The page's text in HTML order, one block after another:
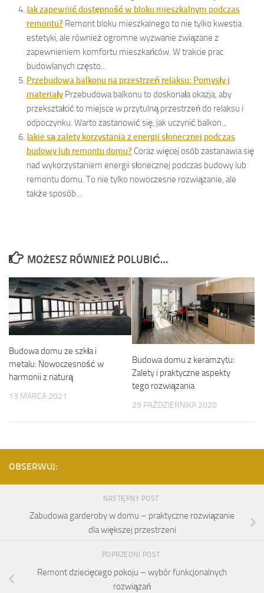
Jak zapewnić dostępność w bloku mieszkalnym podczas
remontu? Remont bloku mieszkalnego to nie tylko kwestia
estetyki, ale również ogromne wyzwanie związane z
zapewnieniem komfortu mieszkańców. W trakcie prac
budowlanych często...
Przebudowa balkonu na przestrzeń relaksu: Pomysły i
materiały Przebudowa balkonu to doskonała okazja, aby
przekształcić to miejsce w przytulną przestrzeń do relaksu i
odpoczynku. Warto zastanowić się, jak uczynić balkon...
Jakie są zalety korzystania z energii słonecznej podczas
budowy lub remontu domu? Coraz więcej osób zastanawia się
nad wykorzystaniem energii słonecznej podczas budowy lub
remontu domu. To nie tylko nowoczesne rozwiązanie, ale
także sposób...
MOŻESZ RÓWNIEŻ POLUBIĆ…
Budowa domu ze szkła i
metalu: Nowoczesność w
harmonii z naturą
13 MARCA 2021
Budowa domu z keramzytu:
Zalety i praktyczne aspekty
tego rozwiązania
29 PAŹDZIERNIKA 2020
OBSERWUJ:
NASTĘPNY POST
Zabudowa garderoby w domu – praktyczne rozwiązanie
dla większej przestrzeni
POPRZEDNI POST
Remont dziecięcego pokoju – wybór funkcjonalnych
rozwiązań